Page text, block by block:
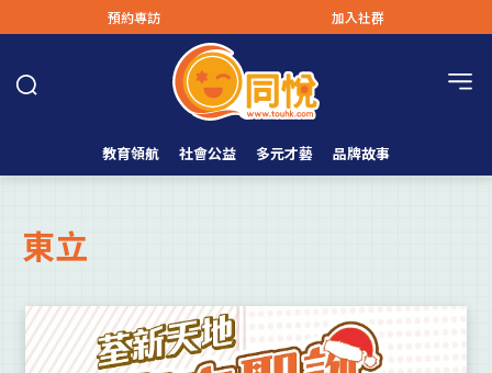
預約專訪 加入社群
教育領航 社會公益 多元才藝 品牌故事
東立